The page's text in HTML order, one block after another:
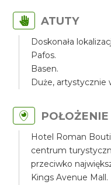
ATUTY
Doskonała
Pafos.
Basen.
Duże, artystycznie
POŁOŻENIE
Hotel Roman
centrum
przeciwko
Kings Avenue